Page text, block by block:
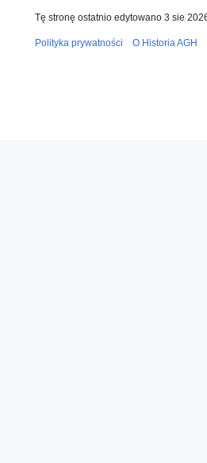
Tę stronę ostatnio edytowano 3 sie
Polityka prywatności O Historia AGH